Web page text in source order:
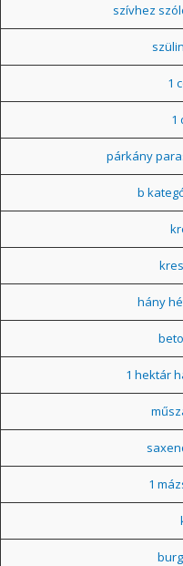
szívhez
1
1
párkány
b
hány
1 hektár
1